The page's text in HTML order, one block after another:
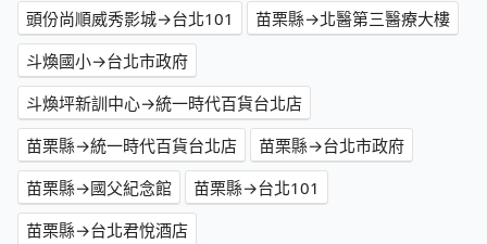
頭份尚順威秀影城→台北101
苗栗縣→北醫第三醫療大樓
斗煥國小→台北市政府
斗煥坪新訓中心→統一時代百貨台北店
苗栗縣→統一時代百貨台北店
苗栗縣→台北市政府
苗栗縣→國父紀念館
苗栗縣→台北101
苗栗縣→台北君悅酒店